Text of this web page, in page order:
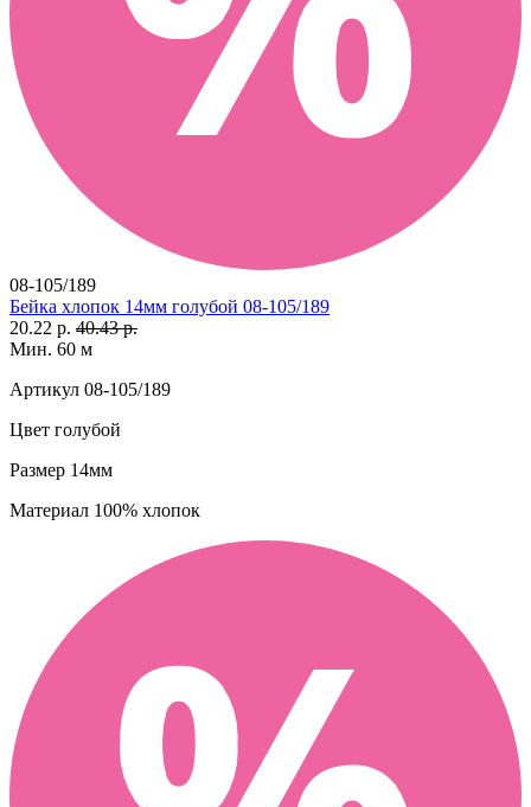
08-105/189
Бейка хлопок 14мм голубой 08-105/189
20.22 р. 40.43 р.
Мин. 60 м
Артикул 08-105/189
Цвет голубой
Размер 14мм
Материал 100% хлопок